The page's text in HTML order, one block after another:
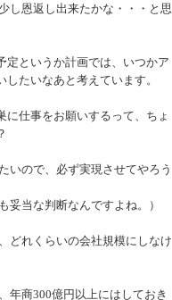
し恩返し出来たかな・・・と思
定というか計画では、いつかア
したいなあと考えています。
に仕事をお願いするって、ちょ
いので、必ず実現させてやろう
妥当な判断なんですよね。）
どれくらいの会社規模にしなけ
年商300億円以上にはしておき